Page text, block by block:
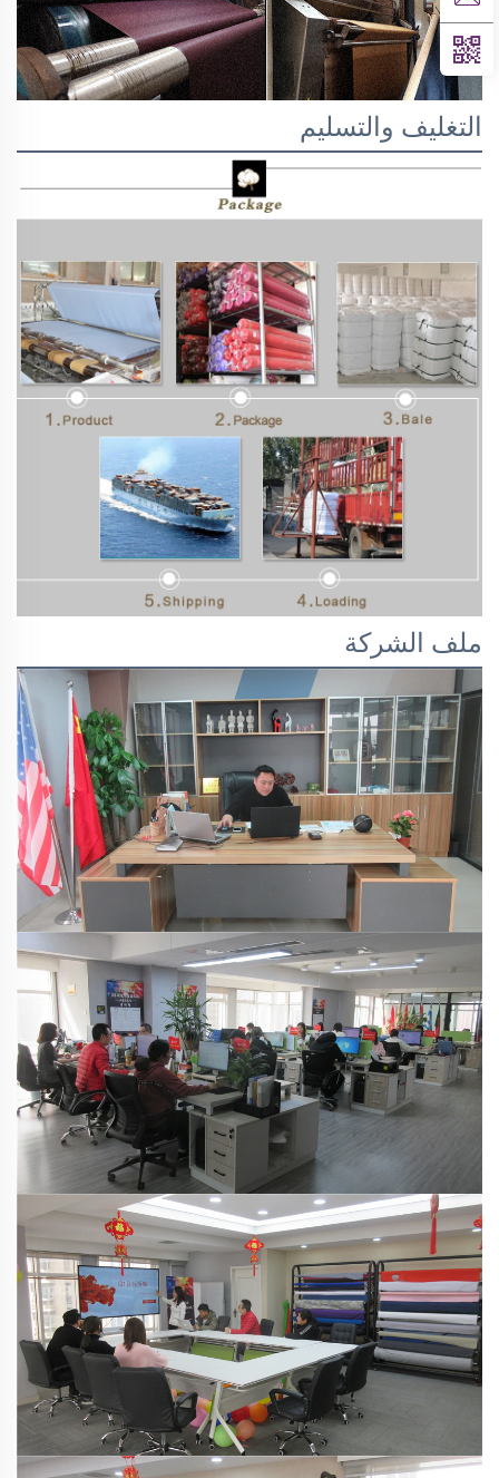
التغليف والتسليم
ملف الشركة